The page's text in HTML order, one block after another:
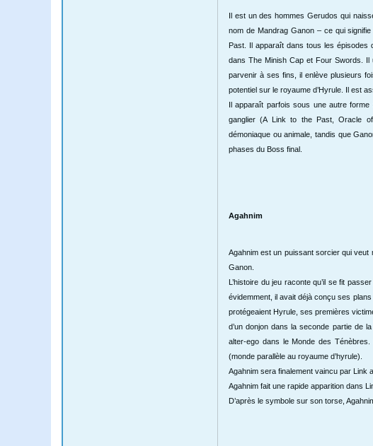
Il est un des hommes Gerudos qui
nom de Mandrag Ganon – ce qui
Past. Il apparaît dans tous les épisodes
dans The Minish Cap et Four Swords.
parvenir à ses fins, il enlève plusieurs
potentiel sur le royaume d’Hyrule. Il est
Il apparaît parfois sous une autre
ganglier (A Link to the Past, Oracle
démoniaque ou animale, tandis que
phases du Boss final.
Agahnim
Agahnim est un puissant sorcier qui veut
Ganon.
L’histoire du jeu raconte qu’il se fit
évidemment, il avait déjà conçu ses
protégeaient Hyrule, ses premières
d’un donjon dans la seconde partie de
alter-ego dans le Monde des
(monde parallèle au royaume d’hyrule).
Agahnim sera finalement vaincu par Link
Agahnim fait une rapide apparition dans
D’après le symbole sur son torse,